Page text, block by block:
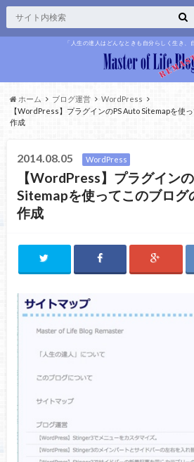
「人生の達人はどんなときも自分らしく生き、
ホーム ブログ運営
WordPress
【WordPress】プラグインのPS Auto Sitemapを使
作成
2014.08.05 WordPress
【WordPress】プラグイン
Sitemapを使ってこのブログ
作成